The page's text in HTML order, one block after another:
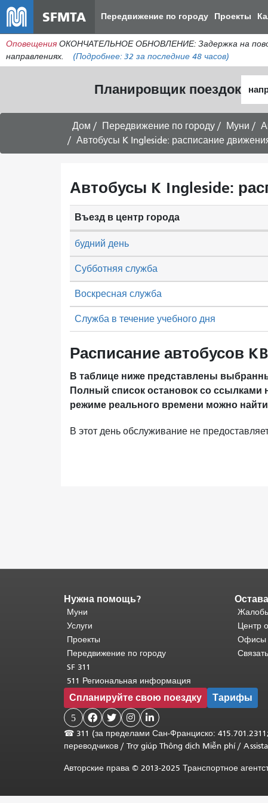
SFMTA Передвижение по городу Проекты
Оповещения ОКОНЧАТЕЛЬНОЕ ОБНОВЛЕНИЕ: Задержка на
направлениях.
(Подробнее: 32 за последние 48 часов)
Планировщик поездок
Дом Передвижение по городу Муни
Автобусы K Ingleside: расписание
Автобусы K Ingleside:
Въезд в центр города
Субботняя служба
Воскресная служба
будний день
Служба в течение учебного дня
Расписание автобусов
В таблице ниже представлены
Полный список остановок со ссылками
режиме реального времени можно
В этот день обслуживание не
Конец
содержимого
страницы.
часть
этой
страницы
на
каждой
странице.
Вернуться
к
началу
основного
содержимого
Нужна помощь?
Муни
Услуги
Проекты
Передвижение по городу
SF 311
511 Региональная информация
Центр
Офисы
Спланируйте свою поездку Тарифы
5    
☎ 311 (за пределами Сан-Франциско:
переводчиков / Trợ giúp Thông dịch Miễn phí/
Авторские права © 2013-2025 Транспортное